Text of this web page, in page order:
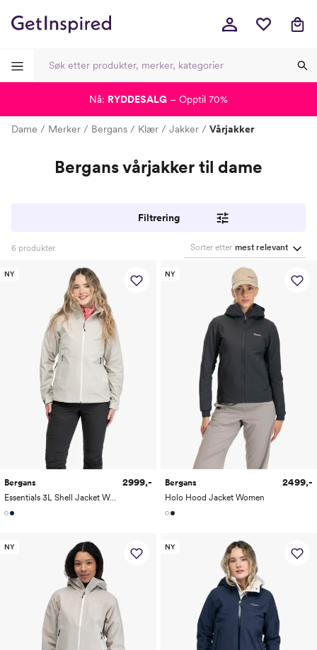
Dame Merker Bergans Klær Jakker Vårjakker
Bergans vårjakker til dame
Filtrering
6 produkter Sorter etter mest relevant
NY
Bergans
Essentials 3L Shell Jacket Women
2999,-
NY
Bergans
Holo Hood Jacket Women
2499,-
NY NY
Nå: RYDDESALG – Opptil 70%
-
-
-
-